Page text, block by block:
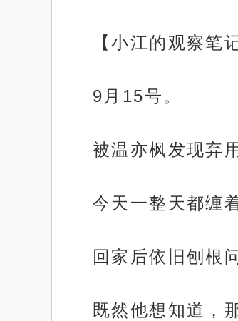
【小江的观察笔
9月15号。
被温亦枫发现弃
今天一整天都缠
回家后依旧刨根
既然他想知道，